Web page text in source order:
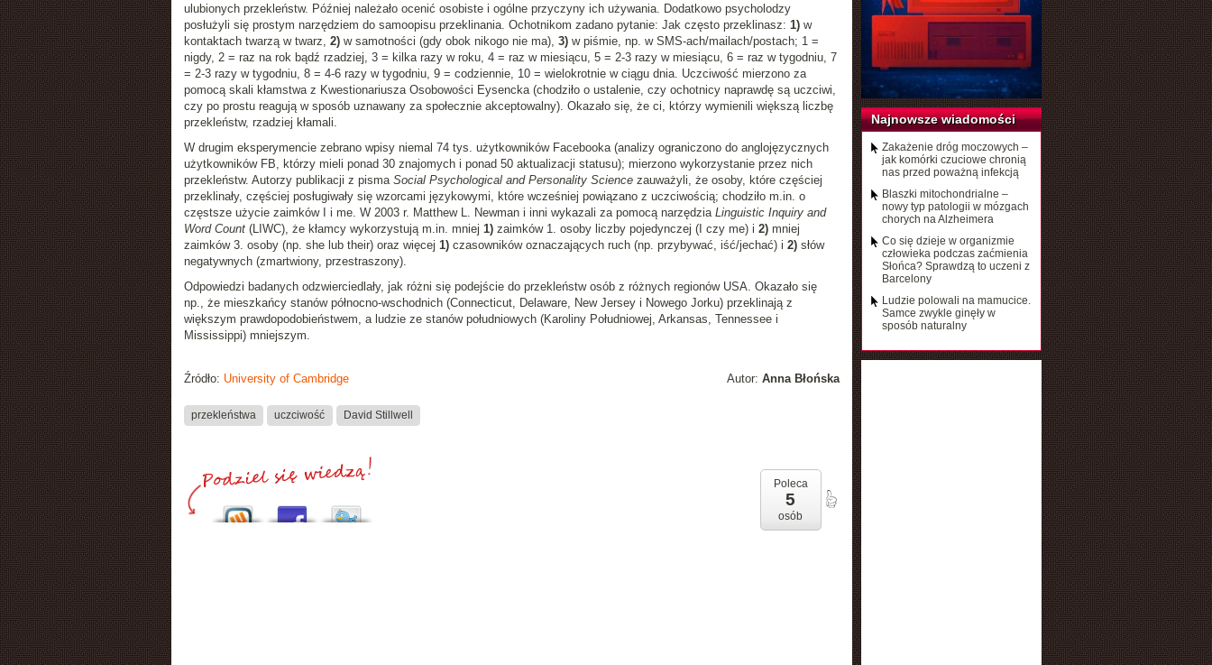
ulubionych przekleństw. Później należało ocenić osobiste i ogólne przyczyny ich używania. Dodatkowo psycholodzy
posłużyli się prostym narzędziem do samoopisu przeklinania. Ochotnikom zadano pytanie: Jak często przeklinasz: 1)w
kontaktach twarzą w twarz, 2)w samotności (gdy obok nikogo nie ma), 3)w piśmie, np. w SMS-ach/mailach/postach; 1 =
nigdy, 2 = raz na rok bądź rzadziej, 3 = kilka razy w roku, 4 = raz w miesiącu, 5 = 2-3 razy w miesiącu, 6 = raz w tygodniu, 7
= 2-3 razy w tygodniu, 8 = 4-6 razy w tygodniu, 9 = codziennie, 10 = wielokrotnie w ciągu dnia. Uczciwość mierzono za
pomocą skali kłamstwa z Kwestionariusza Osobowości Eysencka (chodziło o ustalenie, czy ochotnicy naprawdę są uczciwi,
czy po prostu reagują w sposób uznawany za społecznie akceptowalny). Okazało się, że ci, którzy wymienili większą liczbę
przekleństw, rzadziej kłamali.
W drugim eksperymencie zebrano wpisy niemal 74 tys. użytkowników Facebooka (analizy ograniczono do anglojęzycznych
użytkowników FB, którzy mieli ponad 30 znajomych i ponad 50 aktualizacji statusu); mierzono wykorzystanie przez nich
przekleństw. Autorzy publikacji z pisma Social Psychological and Personality Sciencezauważyli, że osoby, które częściej
przeklinały, częściej posługiwały się wzorcami językowymi, które wcześniej powiązano z uczciwością; chodziło m.in. o
częstsze użycie zaimków I i me. W 2003 r. Matthew L. Newman i inni wykazali za pomocą narzędzia Linguistic Inquiry and
Word Count(LIWC), że kłamcy wykorzystują m.in. mniej 1)zaimków 1. osoby liczby pojedynczej (I czy me) i 2)mniej
zaimków 3. osoby (np. she lub their) oraz więcej 1)czasowników oznaczających ruch (np. przybywać, iść/jechać) i 2)słów
negatywnych (zmartwiony, przestraszony).
Odpowiedzi badanych odzwierciedlały, jak różni się podejście do przekleństw osób z różnych regionów USA. Okazało się
np., że mieszkańcy stanów północno-wschodnich (Connecticut, Delaware, New Jersey i Nowego Jorku) przeklinają z
większym prawdopodobieństwem, a ludzie ze stanów południowych (Karoliny Południowej, Arkansas, Tennessee i
Mississippi) mniejszym.
Autor: Anna Błońska
Źródło: University of Cambridge
przekleństwa uczciwość David Stillwell
Poleca
5
osób
Najnowsze wiadomości
Zakażenie dróg moczowych –
jak komórki czuciowe chronią
nas przed poważną infekcją
Blaszki mitochondrialne –
nowy typ patologii w mózgach
chorych na Alzheimera
Co się dzieje w organizmie
człowieka podczas zaćmienia
Słońca? Sprawdzą to uczeni z
Barcelony
Ludzie polowali na mamucice.
Samce zwykle ginęły w
sposób naturalny